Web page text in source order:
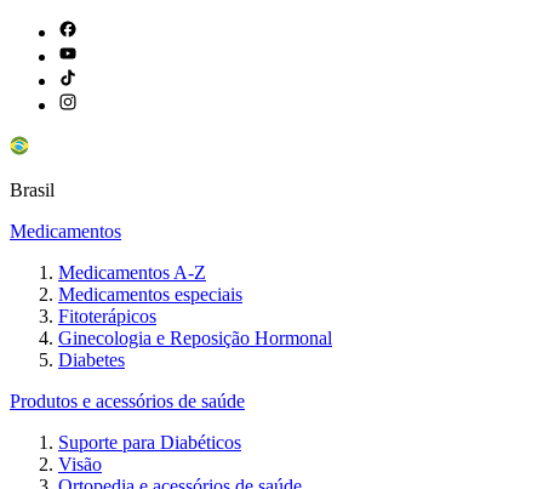
Brasil
Medicamentos
Medicamentos A-Z
Medicamentos especiais
Fitoterápicos
Ginecologia e Reposição Hormonal
Diabetes
Produtos e acessórios de saúde
Suporte para Diabéticos
Visão